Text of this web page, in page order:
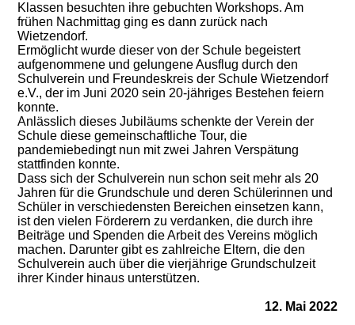
Klassen besuchten ihre gebuchten Workshops. Am
frühen Nachmittag ging es dann zurück nach
Wietzendorf.
Ermöglicht wurde dieser von der Schule begeistert
aufgenommene und gelungene Ausflug durch den
Schulverein und Freundeskreis der Schule Wietzendorf
e.V., der im Juni 2020 sein 20-jähriges Bestehen feiern
konnte.
Anlässlich dieses Jubiläums schenkte der Verein der
Schule diese gemeinschaftliche Tour, die
pandemiebedingt nun mit zwei Jahren Verspätung
stattfinden konnte.
Dass sich der Schulverein nun schon seit mehr als 20
Jahren für die Grundschule und deren Schülerinnen und
Schüler in verschiedensten Bereichen einsetzen kann,
ist den vielen Förderern zu verdanken, die durch ihre
Beiträge und Spenden die Arbeit des Vereins möglich
machen. Darunter gibt es zahlreiche Eltern, die den
Schulverein auch über die vierjährige Grundschulzeit
ihrer Kinder hinaus unterstützen.
12. Mai 2022